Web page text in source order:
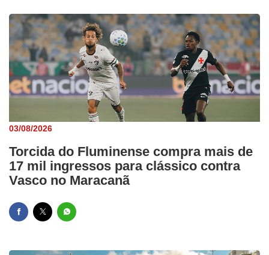
03/08/2026
Torcida do Fluminense compra mais de
17 mil ingressos para clássico contra
Vasco no Maracanã